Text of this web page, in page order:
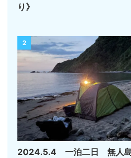
り》
2
2024.5.4 一泊二日 無人島